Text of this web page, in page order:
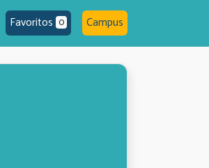
Favoritos 0 Campus